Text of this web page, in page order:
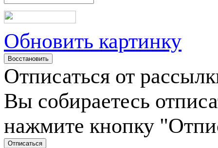
Обновить картинку
Отписаться от
Вы собираетесь
нажмите кнопку